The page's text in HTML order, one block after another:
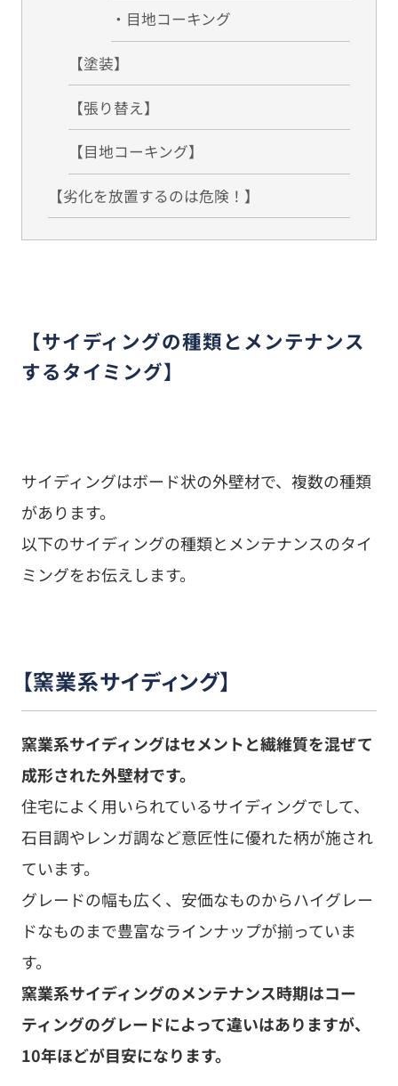
・目地コーキング
【塗装】
【張り替え】
【目地コーキング】
【劣化を放置するのは危険！】
【サイディングの種類とメンテナンス
するタイミング】
サイディングはボード状の外壁材で、複数の種類
があります。
以下のサイディングの種類とメンテナンスのタイ
ミングをお伝えします。
【窯業系サイディング】
窯業系サイディングはセメントと繊維質を混ぜて
成形された外壁材です。
住宅によく用いられているサイディングでして、
石目調やレンガ調など意匠性に優れた柄が施され
ています。
グレードの幅も広く、安価なものからハイグレー
ドなものまで豊富なラインナップが揃っていま
す。
窯業系サイディングのメンテナンス時期はコー
ティングのグレードによって違いはありますが、
10年ほどが目安になります。